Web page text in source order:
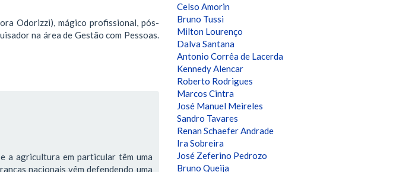
Odorizzi), mágico profissional, pós-
na área de Gestão com Pessoas.
a agricultura em particular têm uma
nacionais vêm defendendo uma
Celso Amorin
Bruno Tussi
Milton Lourenço
Dalva Santana
Antonio Corrêa de Lacerda
Kennedy Alencar
Roberto Rodrigues
Marcos Cintra
José Manuel Meireles
Sandro Tavares
Renan Schaefer Andrade
Ira Sobreira
José Zeferino Pedrozo
Bruno Queija